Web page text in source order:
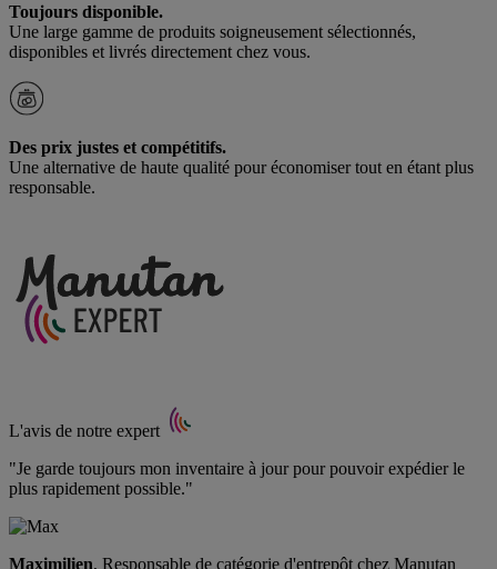
Toujours disponible.
Une large gamme de produits soigneusement sélectionnés,
disponibles et livrés directement chez vous.
Des prix justes et compétitifs.
Une alternative de haute qualité pour économiser tout en étant plus
responsable.
L'avis de notre expert
"Je garde toujours mon inventaire à jour pour pouvoir expédier le
plus rapidement possible."
Maximilien, Responsable de catégorie d'entrepôt chez Manutan